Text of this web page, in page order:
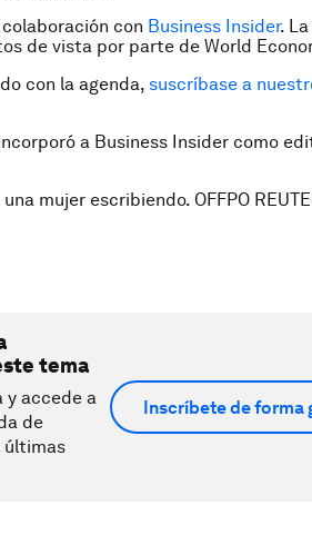
con Business Insider.
de vista por parte de World
con la agenda, suscríbase a
a Business Insider como
mujer escribiendo. OFFPO
tema
y accede a
de
últimas
Inscríbete de forma